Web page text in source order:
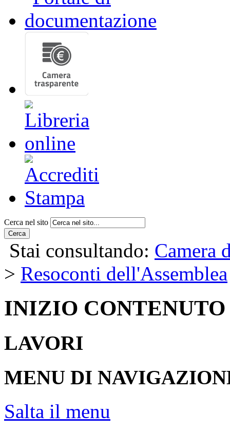
Cerca nel sito
Cerca
Stai consultando: Camera
> Resoconti dell'Assemblea
INIZIO CONTENUTO
LAVORI
MENU DI
Salta il menu